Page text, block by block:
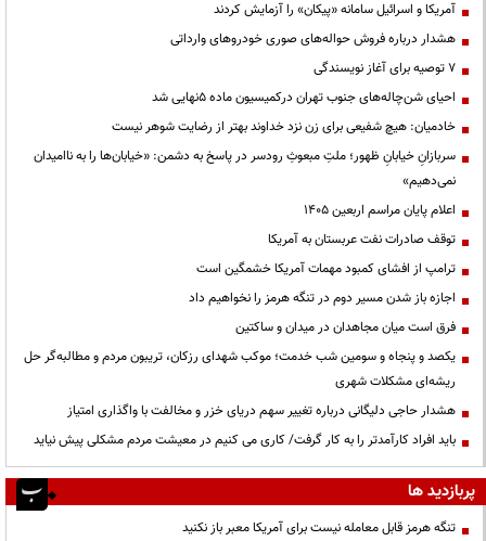
آمریکا و اسرائیل سامانه «پیکان» را آزمایش کردند
هشدار درباره فروش حواله‌های صوری خودروهای وارداتی
۷ توصیه برای آغاز نویسندگی
احیای شن‌چاله‌های جنوب تهران درکمیسیون ماده ۵نهایی شد
خادمیان: هیچ شفیعی برای زن نزد خداوند بهتر از رضایت شوهر نیست
سربازانِ خیابانِ ظهور؛ ملتِ مبعوثِ رودسر در پاسخ به دشمن: «خیابان‌ها را به ناامیدان
نمی‌دهیم»
اعلام پایان مراسم اربعین ۱۴۰۵
توقف صادرات نفت عربستان به آمریکا
ترامپ از افشای کمبود مهمات آمریکا خشمگین است
اجازه باز شدن مسیر دوم در تنگه هرمز را نخواهیم داد
فرق است میان مجاهدان در میدان و ساکتین
یکصد و پنجاه و سومین شب خدمت؛ موکب شهدای رزکان، تریبون مردم و مطالبه‌گر حل
ریشه‌ای مشکلات شهری
هشدار حاجی دلیگانی درباره تغییر سهم دریای خزر و مخالفت با واگذاری امتیاز
باید افراد کارآمدتر را به کار گرفت/ کاری می کنیم در معیشت مردم مشکلی پیش نیاید
پربازدید ها
تنگه هرمز قابل معامله نیست برای آمریکا معبر باز نکنید